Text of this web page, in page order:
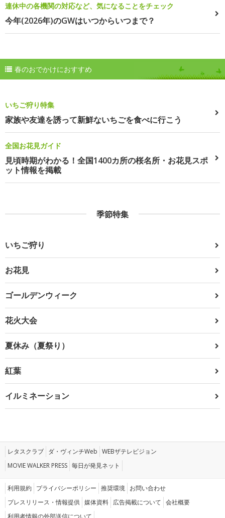
連休中の各機関の対応など、気になることをチェック
今年(2026年)のGWはいつからいつまで？
春のおでかけにおすすめ
いちご狩り特集
家族や友達を誘って新鮮ないちごを食べに行こう
全国お花見ガイド
見頃時期がわかる！全国1400カ所の桜名所・お花見スポ
ット情報を掲載
季節特集
いちご狩り
お花見
ゴールデンウィーク
花火大会
夏休み（夏祭り）
紅葉
イルミネーション
レタスクラブ ダ・ヴィンチWeb WEBザテレビジョン
MOVIE WALKER PRESS 毎日が発見ネット
利用規約 プライバシーポリシー 推奨環境 お問い合わせ
プレスリリース・情報提供 媒体資料 広告掲載について 会社概要
利用者情報の外部送信について